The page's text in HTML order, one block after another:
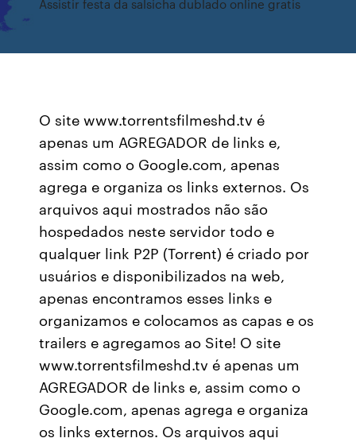
Assistir festa da salsicha dublado online gratis
O site www.torrentsfilmeshd.tv é
apenas um AGREGADOR de links e,
assim como o Google.com, apenas
agrega e organiza os links externos. Os
arquivos aqui mostrados não são
hospedados neste servidor todo e
qualquer link P2P (Torrent) é criado por
usuários e disponibilizados na web,
apenas encontramos esses links e
organizamos e colocamos as capas e os
trailers e agregamos ao Site! O site
www.torrentsfilmeshd.tv é apenas um
AGREGADOR de links e, assim como o
Google.com, apenas agrega e organiza
os links externos. Os arquivos aqui